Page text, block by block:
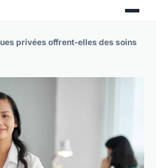
privées offrent-elles des soins